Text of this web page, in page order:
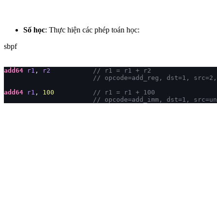
Số học: Thực hiện các phép toán học:
sbpf
add64 r1 , r2
           // r1 = r1 + r2
// opcode=add_reg, dst=1,
add64 r1 , 100
          // r1 = r1 + 100
// opcode=add_imm, dst=1,